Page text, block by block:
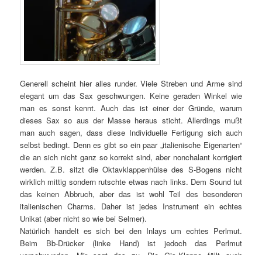
Generell scheint hier alles runder. Viele Streben und Arme sind
elegant um das Sax geschwungen. Keine geraden Winkel wie
man es sonst kennt. Auch das ist einer der Gründe, warum
dieses Sax so aus der Masse heraus sticht. Allerdings mußt
man auch sagen, dass diese Individuelle Fertigung sich auch
selbst bedingt. Denn es gibt so ein paar „italienische Eigenarten“
die an sich nicht ganz so korrekt sind, aber nonchalant korrigiert
werden. Z.B. sitzt die Oktavklappenhülse des S-Bogens nicht
wirklich mittig sondern rutschte etwas nach links. Dem Sound tut
das keinen Abbruch, aber das ist wohl Teil des besonderen
italienischen Charms. Daher ist jedes Instrument ein echtes
Unikat (aber nicht so wie bei Selmer).
Natürlich handelt es sich bei den Inlays um echtes Perlmut.
Beim Bb-Drücker (linke Hand) ist jedoch das Perlmut